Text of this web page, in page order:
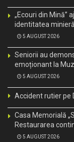
„Ecouri din Mină”
identitatea
5 AUGUST 2026
Seniorii au
emoționant la
5 AUGUST 2026
Accident rutier pe
Casa Memorială
Restaurarea
5 AUGUST 2026